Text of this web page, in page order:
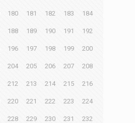
180 181 182 183 184
188 189 190 191 192
196 197 198 199 200
204 205 206 207 208
212 213 214 215 216
220 221 222 223 224
228 229 230 231 232